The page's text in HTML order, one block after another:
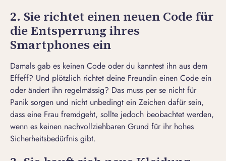
2. Sie richtet einen neuen Code für
die Entsperrung ihres
Smartphones ein
Damals gab es keinen Code oder du kanntest ihn aus dem
Effeff? Und plötzlich richtet deine Freundin einen Code ein
oder ändert ihn regelmässig? Das muss per se nicht für
Panik sorgen und nicht unbedingt ein Zeichen dafür sein,
dass eine Frau fremdgeht, sollte jedoch beobachtet werden,
wenn es keinen nachvollziehbaren Grund für ihr hohes
Sicherheitsbedürfnis gibt.